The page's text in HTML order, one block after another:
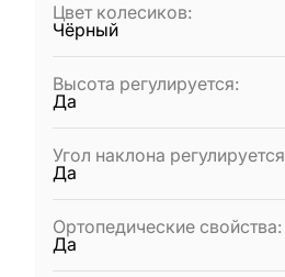
Цвет колесиков:
Чёрный
Высота регулируется:
Да
Угол наклона регулируется
Да
Ортопедические свойства:
Да